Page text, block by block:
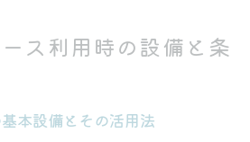
ス利用時の設備と条
本設備とその活用法